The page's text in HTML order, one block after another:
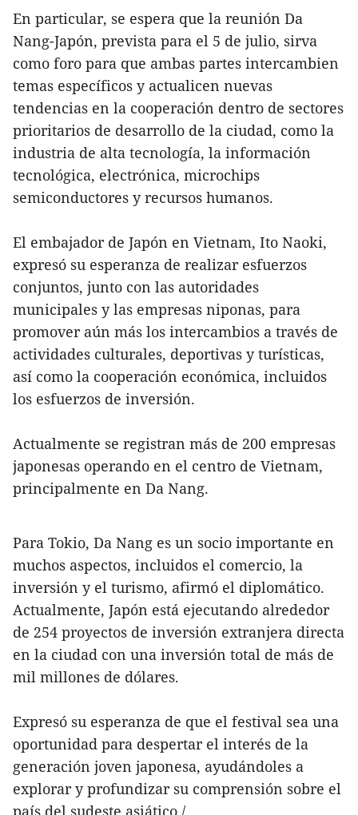
En particular, se espera que la reunión Da
Nang-Japón, prevista para el 5 de julio, sirva
como foro para que ambas partes intercambien
temas específicos y actualicen nuevas
tendencias en la cooperación dentro de sectores
prioritarios de desarrollo de la ciudad, como la
industria de alta tecnología, la información
tecnológica, electrónica, microchips
semiconductores y recursos humanos.
El embajador de Japón en Vietnam, Ito Naoki,
expresó su esperanza de realizar esfuerzos
conjuntos, junto con las autoridades
municipales y las empresas niponas, para
promover aún más los intercambios a través de
actividades culturales, deportivas y turísticas,
así como la cooperación económica, incluidos
los esfuerzos de inversión.
Actualmente se registran más de 200 empresas
japonesas operando en el centro de Vietnam,
principalmente en Da Nang.
Para Tokio, Da Nang es un socio importante en
muchos aspectos, incluidos el comercio, la
inversión y el turismo, afirmó el diplomático.
Actualmente, Japón está ejecutando alrededor
de 254 proyectos de inversión extranjera directa
en la ciudad con una inversión total de más de
mil millones de dólares.
Expresó su esperanza de que el festival sea una
oportunidad para despertar el interés de la
generación joven japonesa, ayudándoles a
explorar y profundizar su comprensión sobre el